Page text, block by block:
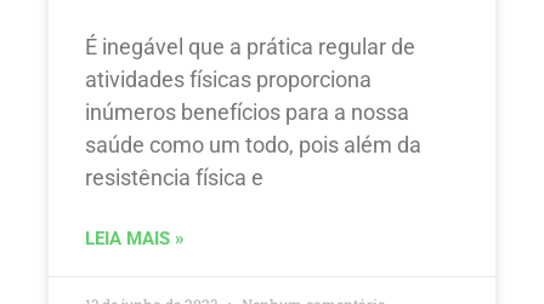
É inegável que a prática regular de
atividades físicas proporciona
inúmeros benefícios para a nossa
saúde como um todo, pois além da
resistência física e
LEIA MAIS »